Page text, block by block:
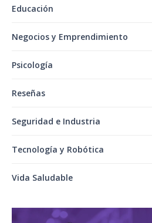
Educación
Negocios y Emprendimiento
Psicología
Reseñas
Seguridad e Industria
Tecnología y Robótica
Vida Saludable